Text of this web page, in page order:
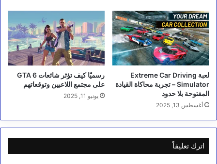
لعبة Extreme Car Driving
Simulator – تجربة محاكاة القيادة
المفتوحة بلا حدود
أغسطس 13, 2025
رسميًا كيف تؤثر شائعات GTA 6
على مجتمع اللاعبين وتوقعاتهم
يونيو 11, 2025
اترك تعليقاً